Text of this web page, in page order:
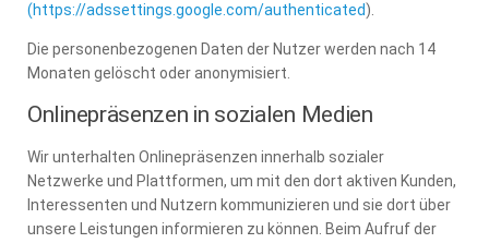
(https://adssettings.google.com/authenticated).
Die personenbezogenen Daten der Nutzer werden nach 14
Monaten gelöscht oder anonymisiert.
Onlinepräsenzen in sozialen Medien
Wir unterhalten Onlinepräsenzen innerhalb sozialer
Netzwerke und Plattformen, um mit den dort aktiven Kunden,
Interessenten und Nutzern kommunizieren und sie dort über
unsere Leistungen informieren zu können. Beim Aufruf der